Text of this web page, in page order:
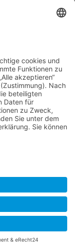
– nervöse
Praxis - ADHS /
Praxis -
Heilpraktikerschule